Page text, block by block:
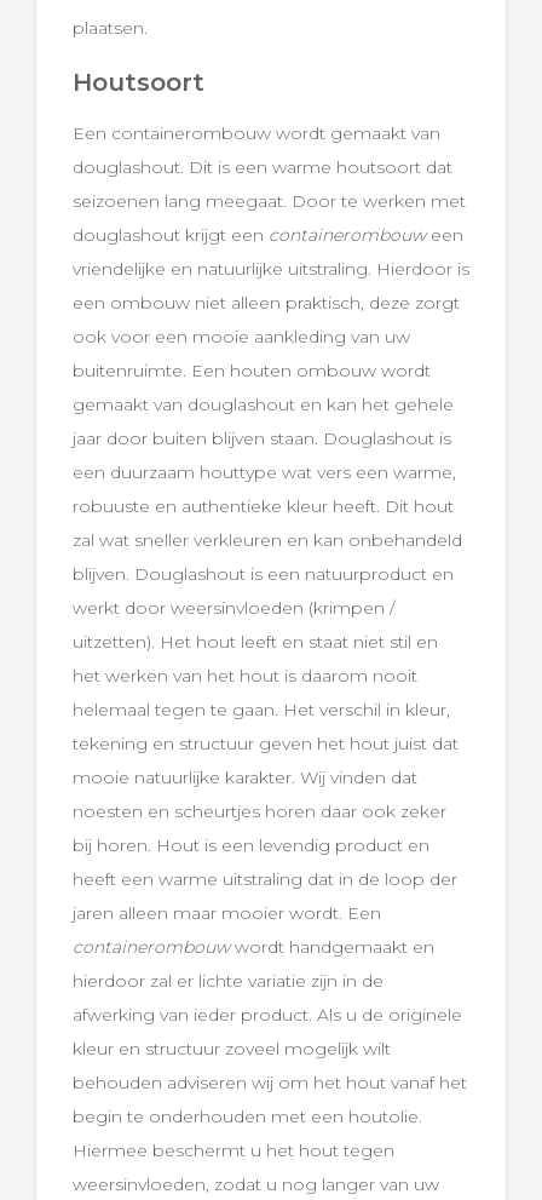
plaatsen.
Houtsoort
Een containerombouw wordt gemaakt van
douglashout. Dit is een warme houtsoort dat
seizoenen lang meegaat. Door te werken met
douglashout krijgt een containerombouween
vriendelijke en natuurlijke uitstraling. Hierdoor is
een ombouw niet alleen praktisch, deze zorgt
ook voor een mooie aankleding van uw
buitenruimte. Een houten ombouw wordt
gemaakt van douglashout en kan het gehele
jaar door buiten blijven staan. Douglashout is
een duurzaam houttype wat vers een warme,
robuuste en authentieke kleur heeft. Dit hout
zal wat sneller verkleuren en kan onbehandeld
blijven. Douglashout is een natuurproduct en
werkt door weersinvloeden (krimpen /
uitzetten). Het hout leeft en staat niet stil en
het werken van het hout is daarom nooit
helemaal tegen te gaan. Het verschil in kleur,
tekening en structuur geven het hout juist dat
mooie natuurlijke karakter. Wij vinden dat
noesten en scheurtjes horen daar ook zeker
bij horen. Hout is een levendig product en
heeft een warme uitstraling dat in de loop der
jaren alleen maar mooier wordt. Een
containerombouwwordt handgemaakt en
hierdoor zal er lichte variatie zijn in de
afwerking van ieder product. Als u de originele
kleur en structuur zoveel mogelijk wilt
behouden adviseren wij om het hout vanaf het
begin te onderhouden met een houtolie.
Hiermee beschermt u het hout tegen
weersinvloeden, zodat u nog langer van uw